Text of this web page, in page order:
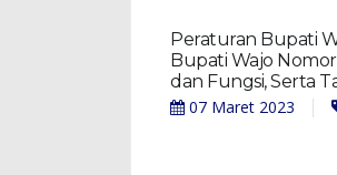
Peraturan Bupati
Bupati Wajo
dan Fungsi, Serta
07 Maret 2023